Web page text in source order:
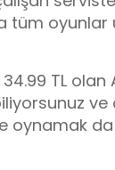
tüm oyunlar
TL olan
ve
oynamak